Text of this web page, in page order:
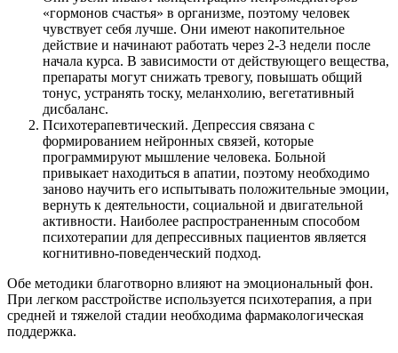
«гормонов счастья» в организме, поэтому человек
чувствует себя лучше. Они имеют накопительное
действие и начинают работать через 2-3 недели после
начала курса. В зависимости от действующего вещества,
препараты могут снижать тревогу, повышать общий
тонус, устранять тоску, меланхолию, вегетативный
дисбаланс.
Психотерапевтический. Депрессия связана с
формированием нейронных связей, которые
программируют мышление человека. Больной
привыкает находиться в апатии, поэтому необходимо
заново научить его испытывать положительные эмоции,
вернуть к деятельности, социальной и двигательной
активности. Наиболее распространенным способом
психотерапии для депрессивных пациентов является
когнитивно-поведенческий подход.
Обе методики благотворно влияют на эмоциональный фон.
При легком расстройстве используется психотерапия, а при
средней и тяжелой стадии необходима фармакологическая
поддержка.